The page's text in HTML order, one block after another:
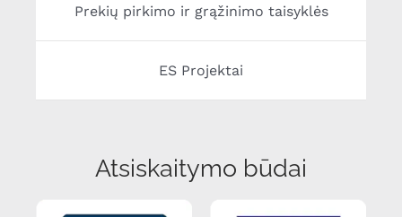
Prekių pirkimo ir grąžinimo taisyklės
ES Projektai
Atsiskaitymo būdai